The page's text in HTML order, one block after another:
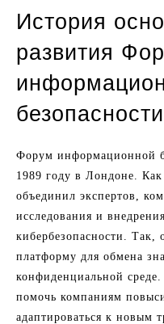
История
развития
безопасности
Форум информационной
1989 году в Лондоне. Как
объединил экспертов,
исследования и
кибербезопасности. Так,
платформу для обмена
конфиденциальной
помочь компаниям
адаптироваться к новым